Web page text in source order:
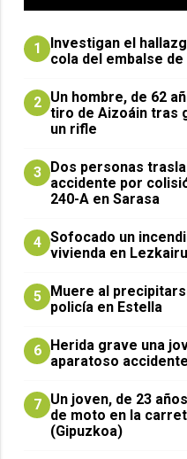
1
Investigan el
cola del embalse
2 Un hombre, de 62
tiro de Aizoáin tras
un rifle
3 ​Dos personas
accidente por
240-A en Sarasa
4 Sofocado un
vivienda en Lezkairu
5 Muere al
policía en Estella
6 Herida grave una
aparatoso
7 Un joven, de 23
de moto en la
(Gipuzkoa)